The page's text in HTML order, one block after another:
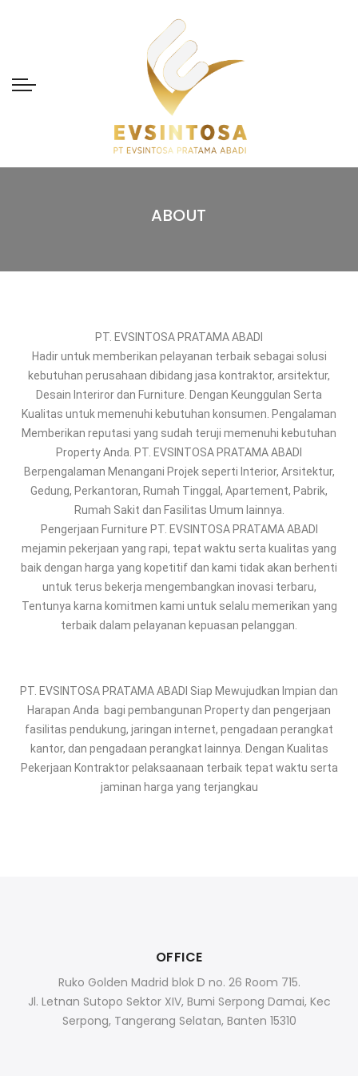
ABOUT
PT. EVSINTOSA PRATAMA ABADI
Hadir untuk memberikan pelayanan terbaik sebagai solusi
kebutuhan perusahaan dibidang jasa kontraktor, arsitektur,
Desain Interiror dan Furniture. Dengan Keunggulan Serta
Kualitas untuk memenuhi kebutuhan konsumen. Pengalaman
Memberikan reputasi yang sudah teruji memenuhi kebutuhan
Property Anda. PT. EVSINTOSA PRATAMA ABADI
Berpengalaman Menangani Projek seperti Interior, Arsitektur,
Gedung, Perkantoran, Rumah Tinggal, Apartement, Pabrik,
Rumah Sakit dan Fasilitas Umum lainnya.
Pengerjaan Furniture PT. EVSINTOSA PRATAMA ABADI
mejamin pekerjaan yang rapi, tepat waktu serta kualitas yang
baik dengan harga yang kopetitif dan kami tidak akan berhenti
untuk terus bekerja mengembangkan inovasi terbaru,
Tentunya karna komitmen kami untuk selalu memerikan yang
terbaik dalam pelayanan kepuasan pelanggan.
PT. EVSINTOSA PRATAMA ABADI Siap Mewujudkan Impian dan
Harapan Anda bagi pembangunan Property dan pengerjaan
fasilitas pendukung, jaringan internet, pengadaan perangkat
kantor, dan pengadaan perangkat lainnya. Dengan Kualitas
Pekerjaan Kontraktor pelaksaanaan terbaik tepat waktu serta
jaminan harga yang terjangkau
OFFICE
Ruko Golden Madrid blok D no. 26 Room 715.
Jl. Letnan Sutopo Sektor XIV, Bumi Serpong Damai, Kec
Serpong, Tangerang Selatan, Banten 15310